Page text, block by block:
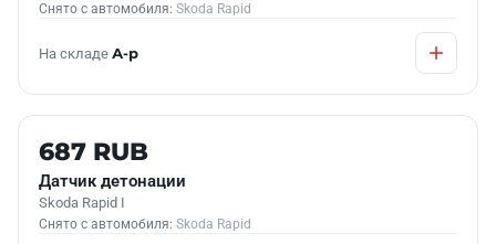
Снято с автомобиля: Skoda Rapid
На складе А-р
Б/У В НАЛИЧИИ
687 RUB
Датчик детонации
Skoda Rapid I
Снято с автомобиля: Skoda Rapid